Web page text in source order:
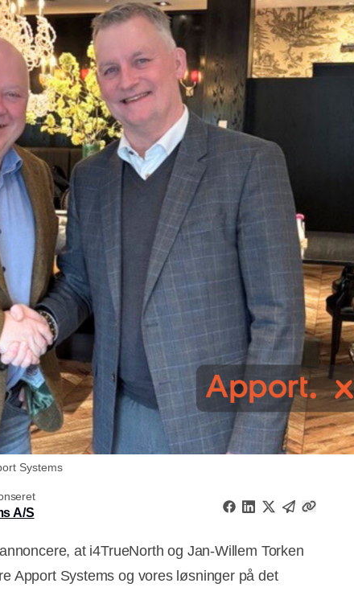
Systems
A/S
at i4TrueNorth og Jan-Willem Torken
Apport Systems og vores løsninger på det